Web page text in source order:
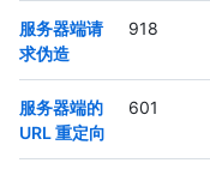
服务器端请
求伪造
918
服务器端的
URL 重定向
601